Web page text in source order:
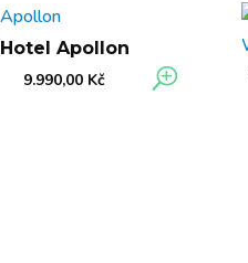
Hotel Apollon
9.990,00 Kč